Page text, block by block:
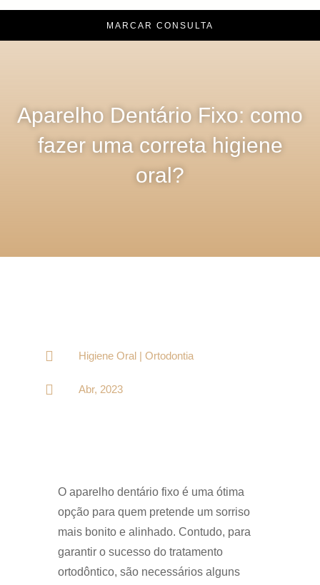
MARCAR CONSULTA
Aparelho Dentário Fixo: como
fazer uma correta higiene
oral?
 Higiene Oral| Ortodontia
 Abr, 2023
O aparelho dentário fixo é uma ótima
opção para quem pretende um sorriso
mais bonito e alinhado. Contudo, para
garantir o sucesso do tratamento
ortodôntico, são necessários alguns